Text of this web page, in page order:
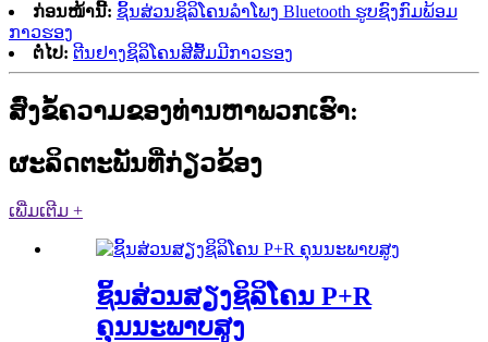
ກ່ອນໜ້ານີ້: ຊິ້ນສ່ວນຊິລິໂຄນລຳໂພງ Bluetooth ຮູບຊົງກົມພ້ອມ
ກາວຮອງ
ຕໍ່ໄປ: ຕີນຢາງຊິລິໂຄນສີສົ້ມມີກາວຮອງ
ສົ່ງຂໍ້ຄວາມຂອງທ່ານຫາພວກເຮົາ:
ຜະລິດຕະພັນທີ່ກ່ຽວຂ້ອງ
ເພີ່ມເຕີມ +
ຊິ້ນສ່ວນສຽງຊິລິໂຄນ P+R
ຄຸນນະພາບສູງ